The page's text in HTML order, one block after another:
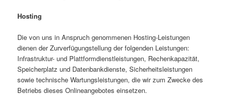
Hosting
Die von uns in Anspruch genommenen Hosting-Leistungen
dienen der Zurverfügungstellung der folgenden Leistungen:
Infrastruktur- und Plattformdienstleistungen, Rechenkapazität,
Speicherplatz und Datenbankdienste, Sicherheitsleistungen
sowie technische Wartungsleistungen, die wir zum Zwecke des
Betriebs dieses Onlineangebotes einsetzen.